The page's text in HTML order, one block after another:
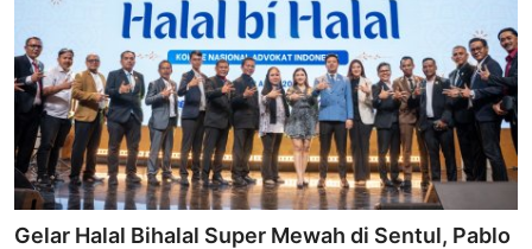
Gelar Halal Bihalal Super Mewah di Sentul, Pablo